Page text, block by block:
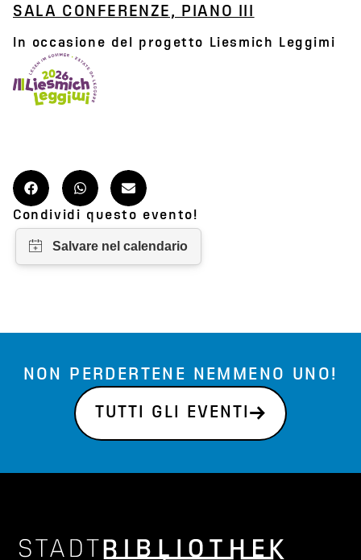
SALA CONFERENZE, PIANO III
In occasione del progetto Liesmich Leggimi
Condividi questo evento!
NON PERDERTENE NEMMENO UNO!
TUTTI GLI EVENTI